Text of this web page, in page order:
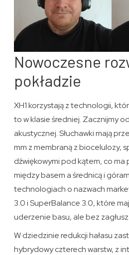
Nowoczesne
pokładzie
XH1 korzystają z technologii,
to w klasie średniej. Zacznijmy
akustycznej. Słuchawki mają
mm z membraną z biocelulozy,
dźwiękowymi pod kątem, co ma
między basem a średnicą i
technologiach o nazwach
3.0 i SuperBalance 3.0, które
uderzenie basu, ale bez
W dziedzinie redukcji hałasu
hybrydowy czterech warstw, z